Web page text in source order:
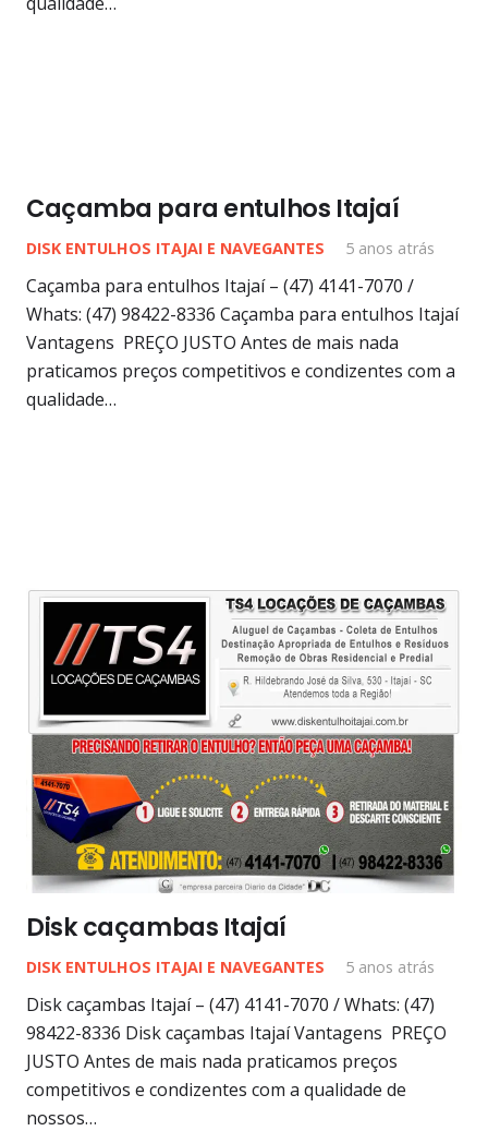
Caçamba para entulhos Itajaí
DISK ENTULHOS ITAJAI E NAVEGANTES 5 anos atrás
Caçamba para entulhos Itajaí – (47) 4141-7070 /
Whats: (47) 98422-8336 Caçamba para entulhos Itajaí
Vantagens PREÇO JUSTO Antes de mais nada
praticamos preços competitivos e condizentes com a
qualidade…
Disk caçambas Itajaí
DISK ENTULHOS ITAJAI E NAVEGANTES 5 anos atrás
Disk caçambas Itajaí – (47) 4141-7070 / Whats: (47)
98422-8336 Disk caçambas Itajaí Vantagens PREÇO
JUSTO Antes de mais nada praticamos preços
competitivos e condizentes com a qualidade de
nossos…